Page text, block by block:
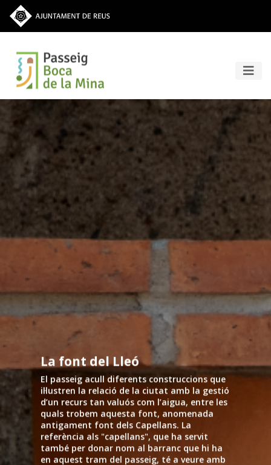
Vés al contingut
La font del Lleó
El passeig acull diferents construccions que
il·lustren la relació de la ciutat amb la gestió
d’un recurs tan valuós com l’aigua, entre les
quals trobem aquesta font, anomenada
antigament font dels Capellans. La
referència als "capellans", que ha servit
també per donar nom al barranc que hi ha
en aquest tram del passeig, té a veure amb